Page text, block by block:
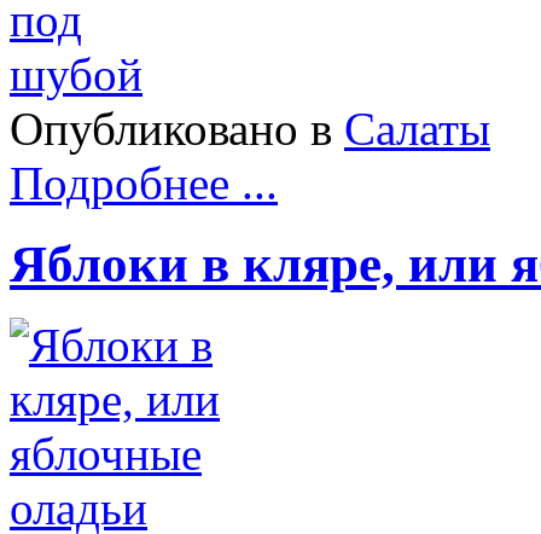
Опубликовано в Салаты
Подробнее ...
Яблоки в кляре, или